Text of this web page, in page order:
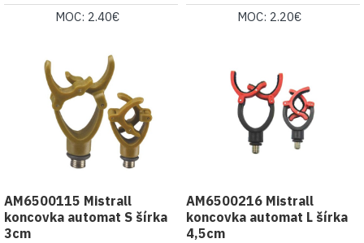
MOC: 2.40€ MOC: 2.20€
AM6500115 Mistrall
koncovka automat S šírka
3cm
AM6500216 Mistrall
koncovka automat L šírka
4,5cm